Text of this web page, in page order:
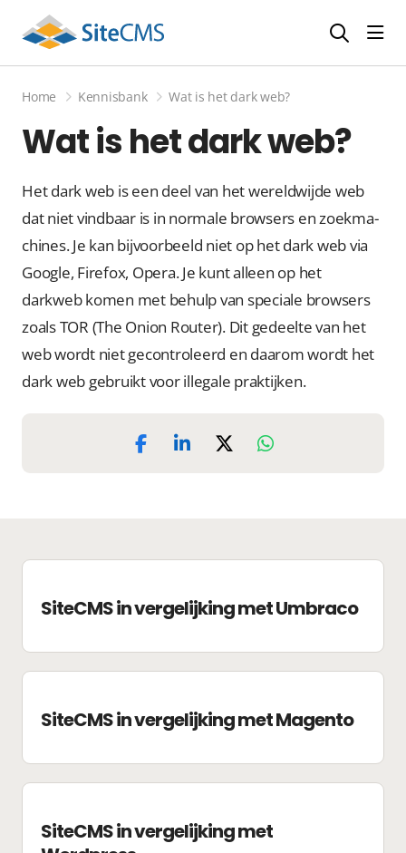
Home Kennisbank Wat is het dark web?
Wat is het dark web?
Het dark web is een deel van het we­reld­wij­de web
dat niet vindbaar is in normale brow­sers en zoek­ma­
chi­nes. Je kan bijvoorbeeld niet op het dark web via
Google, Firefox, Opera. Je kunt alleen op het
darkweb komen met behulp van spe­ci­a­le brow­sers
zo­als TOR (The Onion Router). Dit ge­deel­te van het
web wordt niet ge­con­tro­leerd en daarom wordt het
dark web ge­bruikt voor il­le­ga­le prak­tij­ken.
SiteCMS in vergelijking met Umbraco
SiteCMS in vergelijking met Magento
SiteCMS in vergelijking met